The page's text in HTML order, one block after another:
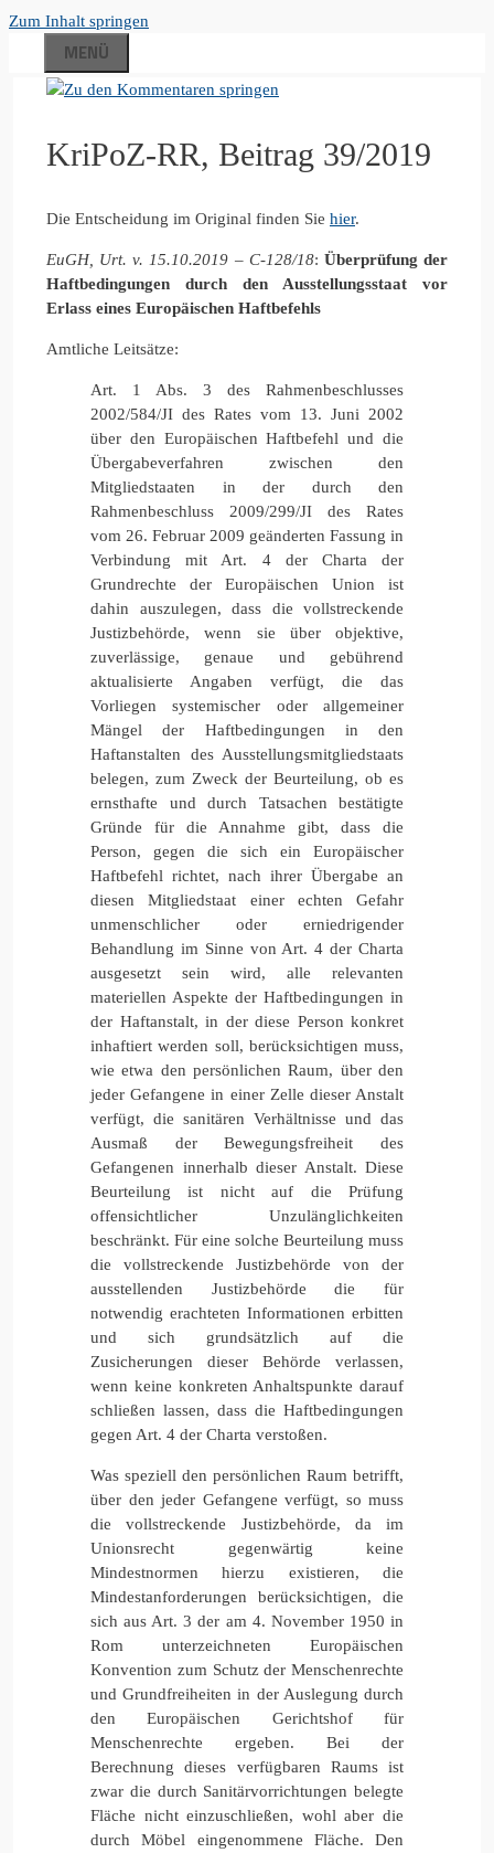
Zum Inhalt springen
MENÜ
KriPoZ-RR, Beitrag 39/2019
Die Entscheidung im Original finden Sie hier.
EuGH, Urt. v. 15.10.2019 – C-128/18: Überprüfung der
Haftbedingungen durch den Ausstellungsstaat vor
Erlass eines Europäischen Haftbefehls
Amtliche Leitsätze:
Art. 1 Abs. 3 des Rahmenbeschlusses
2002/584/JI des Rates vom 13. Juni 2002
über den Europäischen Haftbefehl und die
Übergabeverfahren zwischen den
Mitgliedstaaten in der durch den
Rahmenbeschluss 2009/299/JI des Rates
vom 26. Februar 2009 geänderten Fassung in
Verbindung mit Art. 4 der Charta der
Grundrechte der Europäischen Union ist
dahin auszulegen, dass die vollstreckende
Justizbehörde, wenn sie über objektive,
zuverlässige, genaue und gebührend
aktualisierte Angaben verfügt, die das
Vorliegen systemischer oder allgemeiner
Mängel der Haftbedingungen in den
Haftanstalten des Ausstellungsmitgliedstaats
belegen, zum Zweck der Beurteilung, ob es
ernsthafte und durch Tatsachen bestätigte
Gründe für die Annahme gibt, dass die
Person, gegen die sich ein Europäischer
Haftbefehl richtet, nach ihrer Übergabe an
diesen Mitgliedstaat einer echten Gefahr
unmenschlicher oder erniedrigender
Behandlung im Sinne von Art. 4 der Charta
ausgesetzt sein wird, alle relevanten
materiellen Aspekte der Haftbedingungen in
der Haftanstalt, in der diese Person konkret
inhaftiert werden soll, berücksichtigen muss,
wie etwa den persönlichen Raum, über den
jeder Gefangene in einer Zelle dieser Anstalt
verfügt, die sanitären Verhältnisse und das
Ausmaß der Bewegungsfreiheit des
Gefangenen innerhalb dieser Anstalt. Diese
Beurteilung ist nicht auf die Prüfung
offensichtlicher Unzulänglichkeiten
beschränkt. Für eine solche Beurteilung muss
die vollstreckende Justizbehörde von der
ausstellenden Justizbehörde die für
notwendig erachteten Informationen erbitten
und sich grundsätzlich auf die
Zusicherungen dieser Behörde verlassen,
wenn keine konkreten Anhaltspunkte darauf
schließen lassen, dass die Haftbedingungen
gegen Art. 4 der Charta verstoßen.
Was speziell den persönlichen Raum betrifft,
über den jeder Gefangene verfügt, so muss
die vollstreckende Justizbehörde, da im
Unionsrecht gegenwärtig keine
Mindestnormen hierzu existieren, die
Mindestanforderungen berücksichtigen, die
sich aus Art. 3 der am 4. November 1950 in
Rom unterzeichneten Europäischen
Konvention zum Schutz der Menschenrechte
und Grundfreiheiten in der Auslegung durch
den Europäischen Gerichtshof für
Menschenrechte ergeben. Bei der
Berechnung dieses verfügbaren Raums ist
zwar die durch Sanitärvorrichtungen belegte
Fläche nicht einzuschließen, wohl aber die
durch Möbel eingenommene Fläche. Den